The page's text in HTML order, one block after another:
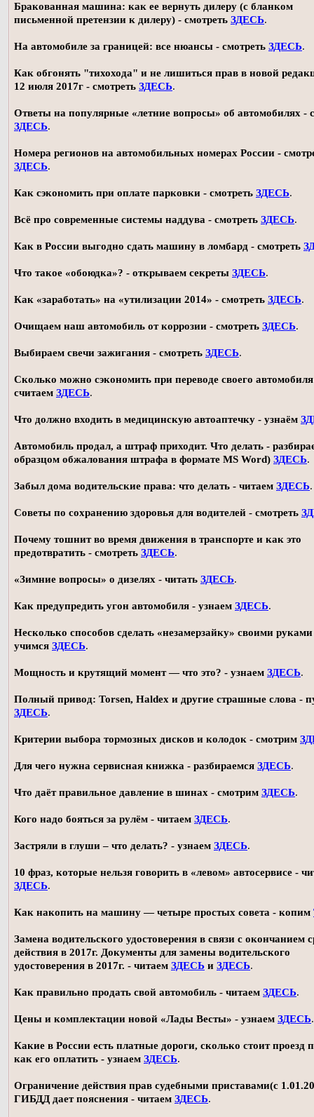
Бракованная машина: как ее вернуть дилеру (с бланком
письменной претензии к дилеру) - смотреть ЗДЕСЬ.
На автомобиле за границей: все нюансы - смотреть ЗДЕСЬ.
Как обгонять "тихохода" и не лишиться прав в новой
12 июля 2017г - смотреть ЗДЕСЬ.
Ответы на популярные «летние вопросы» об автомобилях -
ЗДЕСЬ.
Номера регионов на автомобильных номерах России -
ЗДЕСЬ.
Как сэкономить при оплате парковки - смотреть ЗДЕСЬ.
Всё про современные системы наддува - смотреть ЗДЕСЬ.
Как в России выгодно сдать машину в ломбард - смотреть
Что такое «обоюдка»? - открываем секреты ЗДЕСЬ.
Как «заработать» на «утилизации 2014» - смотреть ЗДЕСЬ.
Очищаем наш автомобиль от коррозии - смотреть ЗДЕСЬ.
Выбираем свечи зажигания - смотреть ЗДЕСЬ.
Сколько можно сэкономить при переводе своего автомобиля
считаем ЗДЕСЬ.
Что должно входить в медицинскую автоаптечку - узнаём
Автомобиль продал, а штраф приходит. Что делать -
образцом обжалования штрафа в формате MS Word) ЗДЕСЬ.
Забыл дома водительские права: что делать - читаем ЗДЕСЬ.
Советы по сохранению здоровья для водителей - смотреть
Почему тошнит во время движения в транспорте и как это
предотвратить - смотреть ЗДЕСЬ.
«Зимние вопросы» о дизелях - читать ЗДЕСЬ.
Как предупредить угон автомобиля - узнаем ЗДЕСЬ.
Несколько способов сделать «незамерзайку» своими
учимся ЗДЕСЬ.
Мощность и крутящий момент — что это? - узнаем ЗДЕСЬ.
Полный привод: Torsen, Haldex и другие страшные слова -
ЗДЕСЬ.
Критерии выбора тормозных дисков и колодок - смотрим
Для чего нужна сервисная книжка - разбираемся ЗДЕСЬ.
Что даёт правильное давление в шинах - смотрим ЗДЕСЬ.
Кого надо бояться за рулём - читаем ЗДЕСЬ.
Застряли в глуши – что делать? - узнаем ЗДЕСЬ.
10 фраз, которые нельзя говорить в «левом» автосервисе -
ЗДЕСЬ.
Как накопить на машину — четыре простых совета - копим
Замена водительского удостоверения в связи с окончанием
действия в 2017г. Документы для замены водительского
удостоверения в 2017г. - читаем ЗДЕСЬ и ЗДЕСЬ.
Как правильно продать свой автомобиль - читаем ЗДЕСЬ.
Цены и комплектации новой «Лады Весты» - узнаем ЗДЕСЬ.
Какие в России есть платные дороги, сколько стоит проезд
как его оплатить - узнаем ЗДЕСЬ.
Ограничение действия прав судебными приставами(с
ГИБДД дает пояснения - читаем ЗДЕСЬ.